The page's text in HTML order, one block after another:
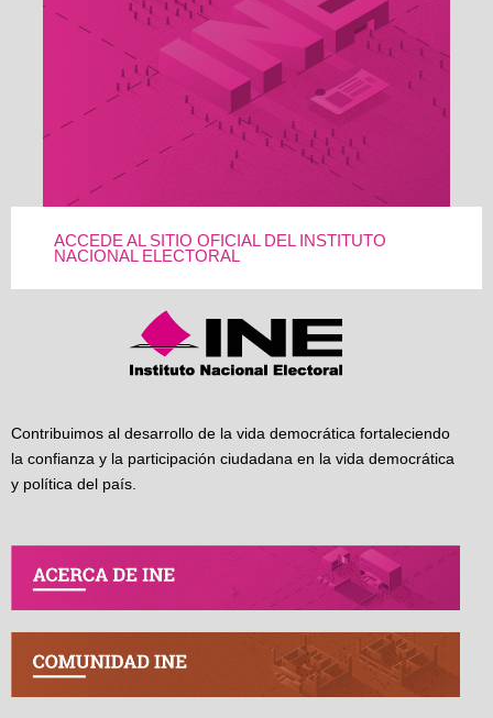
ACCEDE AL SITIO OFICIAL DEL INSTITUTO
NACIONAL ELECTORAL
Contribuimos al desarrollo de la vida democrática fortaleciendo
la confianza y la participación ciudadana en la vida democrática
y política del país.